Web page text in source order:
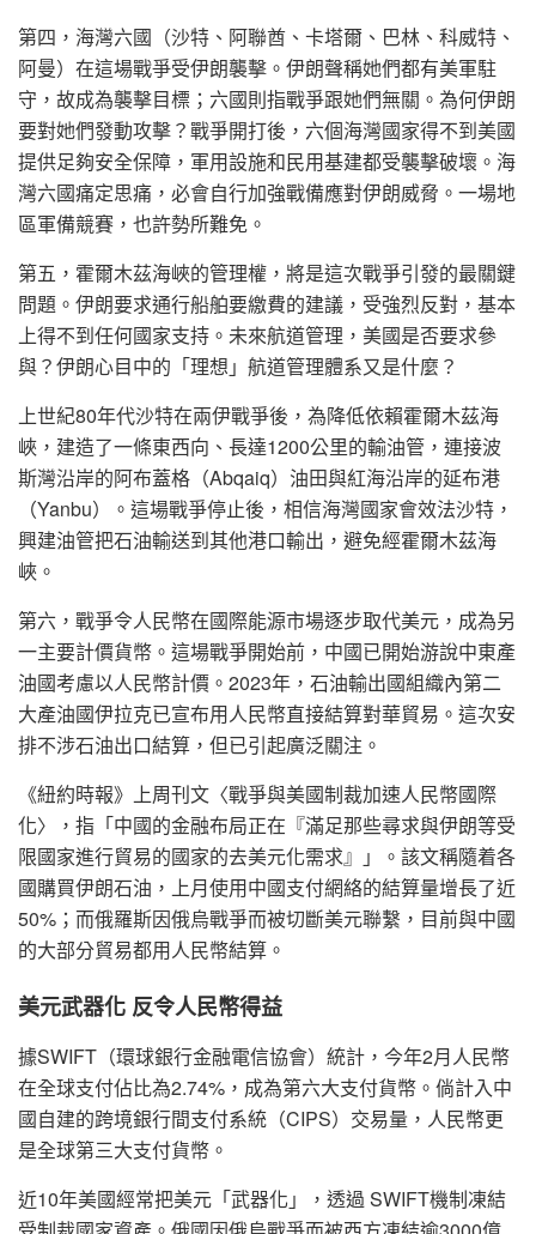
第四，海灣六國（沙特、阿聯酋、卡塔爾、巴林、科威特、
阿曼）在這場戰爭受伊朗襲擊。伊朗聲稱她們都有美軍駐
守，故成為襲擊目標；六國則指戰爭跟她們無關。為何伊朗
要對她們發動攻擊？戰爭開打後，六個海灣國家得不到美國
提供足夠安全保障，軍用設施和民用基建都受襲擊破壞。海
灣六國痛定思痛，必會自行加強戰備應對伊朗威脅。一場地
區軍備競賽，也許勢所難免。
第五，霍爾木茲海峽的管理權，將是這次戰爭引發的最關鍵
問題。伊朗要求通行船舶要繳費的建議，受強烈反對，基本
上得不到任何國家支持。未來航道管理，美國是否要求參
與？伊朗心目中的「理想」航道管理體系又是什麼？
上世紀80年代沙特在兩伊戰爭後，為降低依賴霍爾木茲海
峽，建造了一條東西向、長達1200公里的輸油管，連接波
斯灣沿岸的阿布蓋格（Abqaiq）油田與紅海沿岸的延布港
（Yanbu）。這場戰爭停止後，相信海灣國家會效法沙特，
興建油管把石油輸送到其他港口輸出，避免經霍爾木茲海
峽。
第六，戰爭令人民幣在國際能源市場逐步取代美元，成為另
一主要計價貨幣。這場戰爭開始前，中國已開始游說中東產
油國考慮以人民幣計價。2023年，石油輸出國組織內第二
大產油國伊拉克已宣布用人民幣直接結算對華貿易。這次安
排不涉石油出口結算，但已引起廣泛關注。
《紐約時報》上周刊文〈戰爭與美國制裁加速人民幣國際
化〉，指「中國的金融布局正在『滿足那些尋求與伊朗等受
限國家進行貿易的國家的去美元化需求』」。該文稱隨着各
國購買伊朗石油，上月使用中國支付網絡的結算量增長了近
50%；而俄羅斯因俄烏戰爭而被切斷美元聯繫，目前與中國
的大部分貿易都用人民幣結算。
美元武器化 反令人民幣得益
據SWIFT（環球銀行金融電信協會）統計，今年2月人民幣
在全球支付佔比為2.74%，成為第六大支付貨幣。倘計入中
國自建的跨境銀行間支付系統（CIPS）交易量，人民幣更
是全球第三大支付貨幣。
近10年美國經常把美元「武器化」，透過 SWIFT機制凍結